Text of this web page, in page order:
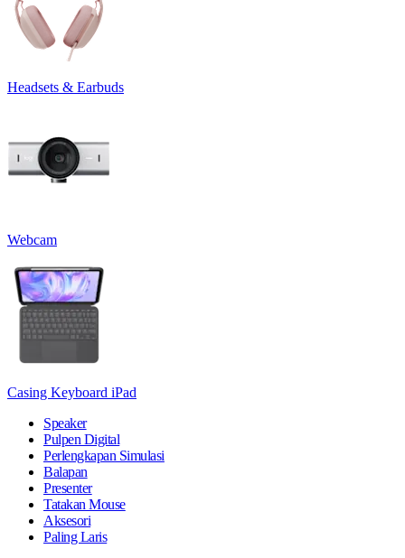
Headsets & Earbuds
Webcam
Casing Keyboard iPad
Speaker
Pulpen Digital
Perlengkapan Simulasi
Balapan
Presenter
Tatakan Mouse
Aksesori
Paling Laris